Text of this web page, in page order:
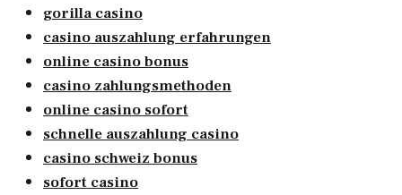
gorilla casino
casino auszahlung erfahrungen
online casino bonus
casino zahlungsmethoden
online casino sofort
schnelle auszahlung casino
casino schweiz bonus
sofort casino